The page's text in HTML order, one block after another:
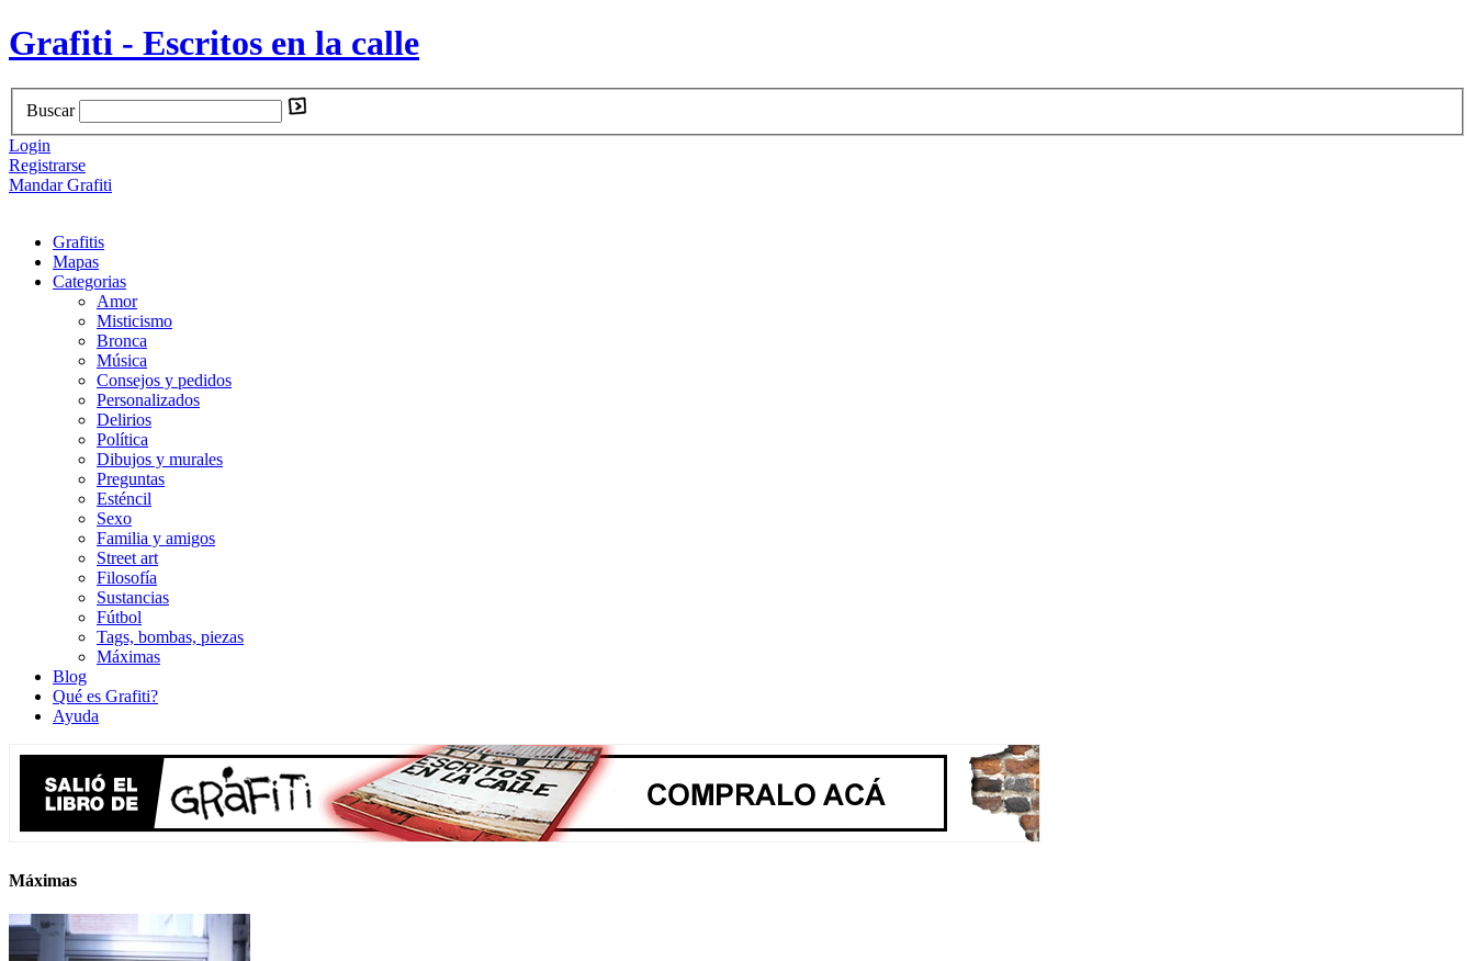
Grafiti - Escritos en la calle
Buscar
Login
Registrarse
Mandar Grafiti
Grafitis
Mapas
Categorias
Amor
Misticismo
Bronca
Música
Consejos y pedidos
Personalizados
Delirios
Política
Dibujos y murales
Preguntas
Esténcil
Sexo
Familia y amigos
Street art
Filosofía
Sustancias
Fútbol
Tags, bombas, piezas
Máximas
Blog
Qué es Grafiti?
Ayuda
Máximas